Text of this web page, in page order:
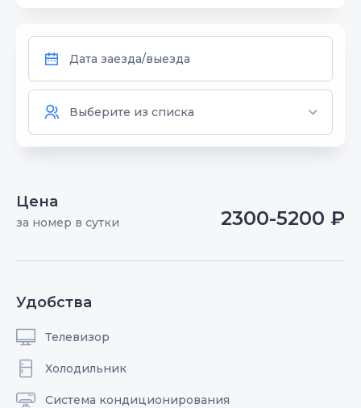
Цена
за номер в сутки 2300-5200 ₽
Удобства
Телевизор
Холодильник
Система кондиционирования